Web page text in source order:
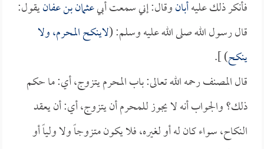
فأنكر ذلك عليهأبانوقال: إني سمعت أبيعثمان بن عفانيقول:
قال رسول الله صلى الله عليه وسلم: (لاينكح المحرم، ولا
ينكح) ].
قال المصنف رحمه الله تعالى: باب المحرم يتزوج، أي: ما حكم
ذلك؟ والجواب أنه لا يجوز للمحرم أن يتزوج، أي: أن يعقد
النكاح، سواء كان له أو لغيره، فلا يكون متزوجاً ولا ولياً أو